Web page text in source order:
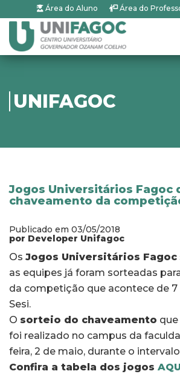
Área do Aluno Área do
UNIFAGOC
Jogos Universitários Fagoc
chaveamento da
Publicado em 03/05/2018
por Developer Unifagoc
Os Jogos Universitários Fagoc
as equipes já foram sorteadas
da competição que acontece de 7
Sesi.
O sorteio do chaveamento
foi realizado no campus da
feira, 2 de maio, durante o
Confira a tabela dos jogos